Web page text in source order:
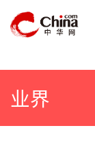
业界